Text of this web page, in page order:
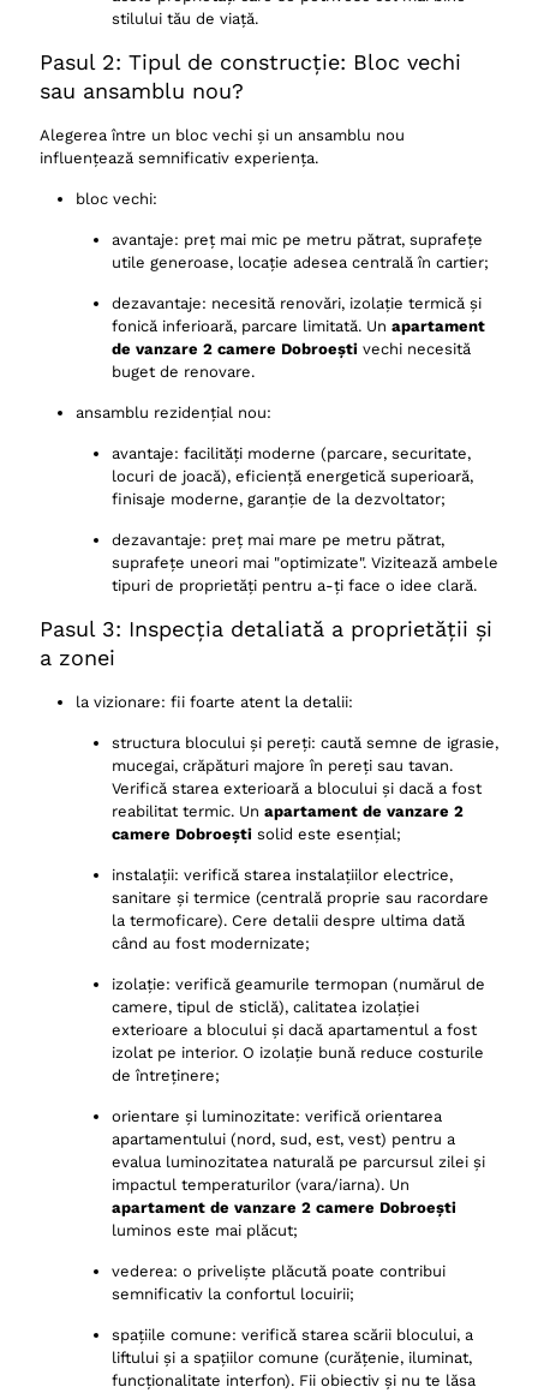
stilului tău de viață.
Pasul 2: Tipul de construcție: Bloc vechi
sau ansamblu nou?
Alegerea între un bloc vechi și un ansamblu nou
influențează semnificativ experiența.
bloc vechi:
avantaje: preț mai mic pe metru pătrat, suprafețe
utile generoase, locație adesea centrală în cartier;
dezavantaje: necesită renovări, izolație termică și
fonică inferioară, parcare limitată. Un apartament
de vanzare 2 camere Dobroești vechi necesită
buget de renovare.
ansamblu rezidențial nou:
avantaje: facilități moderne (parcare, securitate,
locuri de joacă), eficiență energetică superioară,
finisaje moderne, garanție de la dezvoltator;
dezavantaje: preț mai mare pe metru pătrat,
suprafețe uneori mai "optimizate". Vizitează ambele
tipuri de proprietăți pentru a-ți face o idee clară.
Pasul 3: Inspecția detaliată a proprietății și
a zonei
la vizionare: fii foarte atent la detalii:
structura blocului și pereți: caută semne de igrasie,
mucegai, crăpături majore în pereți sau tavan.
Verifică starea exterioară a blocului și dacă a fost
reabilitat termic. Un apartament de vanzare 2
camere Dobroești solid este esențial;
instalații: verifică starea instalațiilor electrice,
sanitare și termice (centrală proprie sau racordare
la termoficare). Cere detalii despre ultima dată
când au fost modernizate;
izolație: verifică geamurile termopan (numărul de
camere, tipul de sticlă), calitatea izolației
exterioare a blocului și dacă apartamentul a fost
izolat pe interior. O izolație bună reduce costurile
de întreținere;
orientare și luminozitate: verifică orientarea
apartamentului (nord, sud, est, vest) pentru a
evalua luminozitatea naturală pe parcursul zilei și
impactul temperaturilor (vara/iarna). Un
apartament de vanzare 2 camere Dobroești
luminos este mai plăcut;
vederea: o priveliște plăcută poate contribui
semnificativ la confortul locuirii;
spațiile comune: verifică starea scării blocului, a
liftului și a spațiilor comune (curățenie, iluminat,
funcționalitate interfon). Fii obiectiv și nu te lăsa